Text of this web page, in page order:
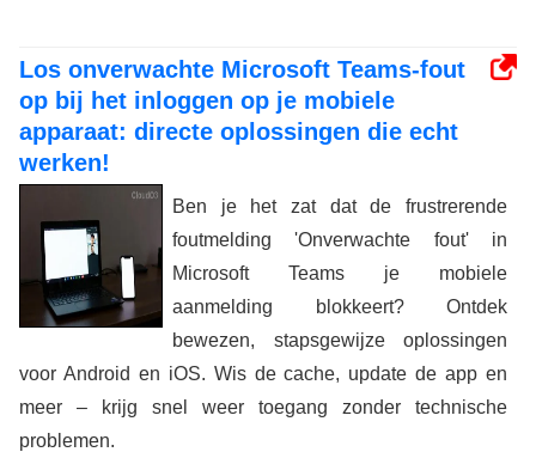
Los onverwachte Microsoft Teams-fout
op bij het inloggen op je mobiele
apparaat: directe oplossingen die echt
werken!
Ben je het zat dat de frustrerende
foutmelding 'Onverwachte fout' in
Microsoft Teams je mobiele
aanmelding blokkeert? Ontdek
bewezen, stapsgewijze oplossingen
voor Android en iOS. Wis de cache, update de app en
meer – krijg snel weer toegang zonder technische
problemen.